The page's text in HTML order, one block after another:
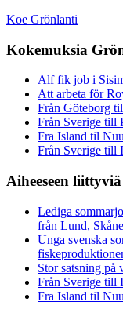
Koe Grönlanti
Kokemuksia
Alf fik job i
Att arbeta för
Från Göteborg
Från Sverige till
Fra Island til
Från Sverige till
Aiheeseen
Lediga
från Lund, Skåne
Unga svenska
Stor satsning på
Från Sverige till
Fra Island til